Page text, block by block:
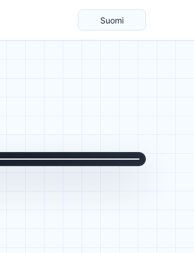
Kieli
Suomi